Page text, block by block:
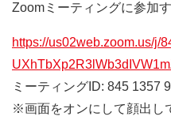
Zoomミーティングに参加
https://us02web.zoom.us/j/
ミーティングID: 845 1357
※画面をオンにして顔出し